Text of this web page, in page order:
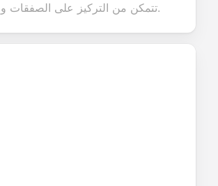
تتمكن من التركيز على الصفقات وليس الأوراق.